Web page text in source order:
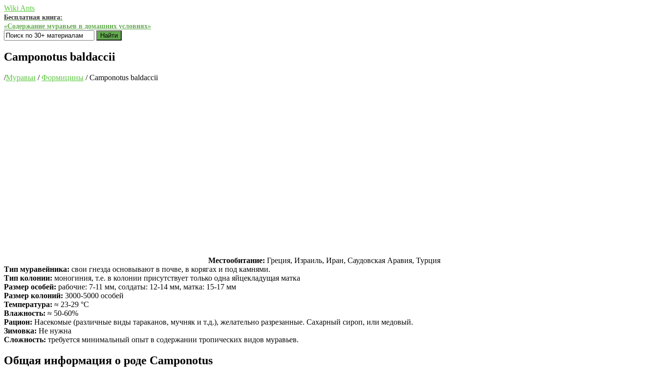
Wiki Ants
Бесплатная книга:
«Содержание муравьев в домашних условиях»
Найти
Camponotus baldaccii
/Муравьи / Формицины /Camponotus baldaccii
Местообитание: Греция, Израиль, Иран, Саудовская Аравия, Турция
Тип муравейника: свои гнезда основывают в почве, в корягах и под камнями.
Тип колонии: моногиния, т.е. в колонии присутствует только одна яйцекладущая матка
Размер особей: рабочие: 7-11 мм, солдаты: 12-14 мм, матка: 15-17 мм
Размер колоний: 3000-5000 особей
Температура: ≈ 23-29 °С
Влажность: ≈ 50-60%
Рацион: Насекомые (различные виды тараканов, мучняк и т.д.), желательно разрезанные. Сахарный сироп, или медовый.
Зимовка: Не нужна
Сложность: требуется минимальный опыт в содержании тропических видов муравьев.
Общая информация о роде Camponotus